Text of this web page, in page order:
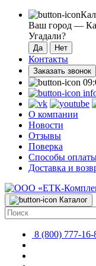
Ваш город —
Угадали?
Контакты
Заказать звонок
О компании
Новости
Отзывы
Поверка
Способы
Доставка и
Каталог
8 (800) 777-16-